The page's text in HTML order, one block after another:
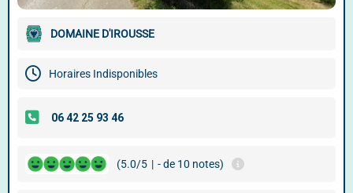
DOMAINE D'IROUSSE
Horaires Indisponibles
(5.0/5 | - de 10 notes)